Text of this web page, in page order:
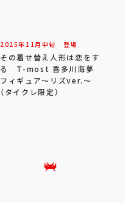
2025年 11 月 中旬 登場
その着せ替え人形は恋をす
る T-most 喜多川海夢
フィギュア～リズver.～
（タイクレ限定）